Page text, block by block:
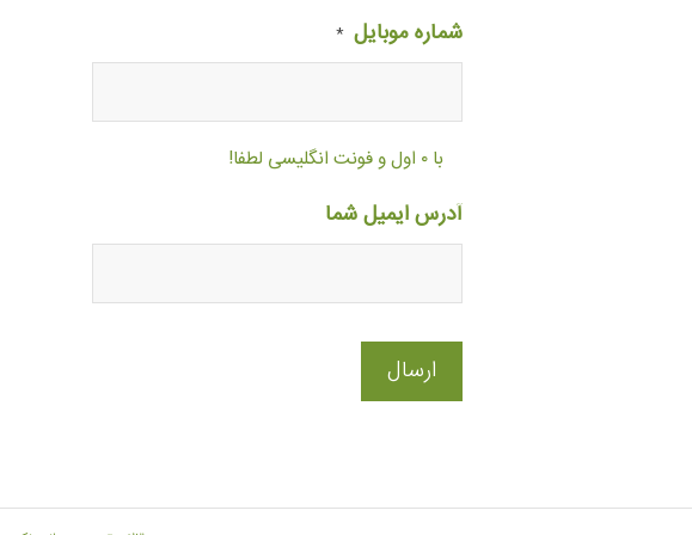
شماره موبایل *
با ۰ اول و فونت انگلیسی لطفا!
آدرس ایمیل شما